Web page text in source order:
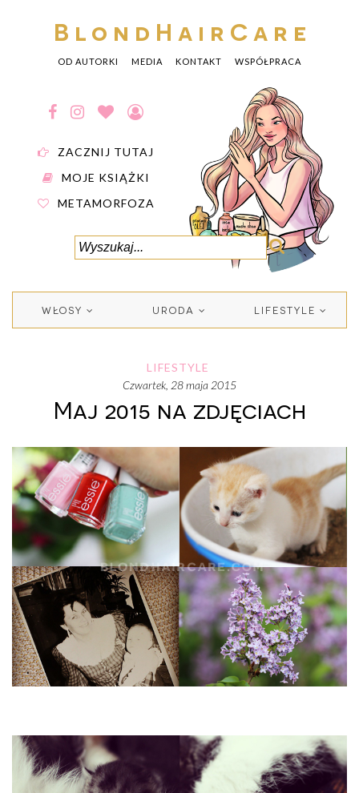
BlondHairCare
OD AUTORKI MEDIA KONTAKT WSPÓŁPRACA
ZACZNIJ TUTAJ
MOJE KSIĄŻKI
METAMORFOZA
WŁOSY URODA LIFESTYLE
LIFESTYLE
czwartek, 28 maja 2015
Maj 2015 na zdjęciach